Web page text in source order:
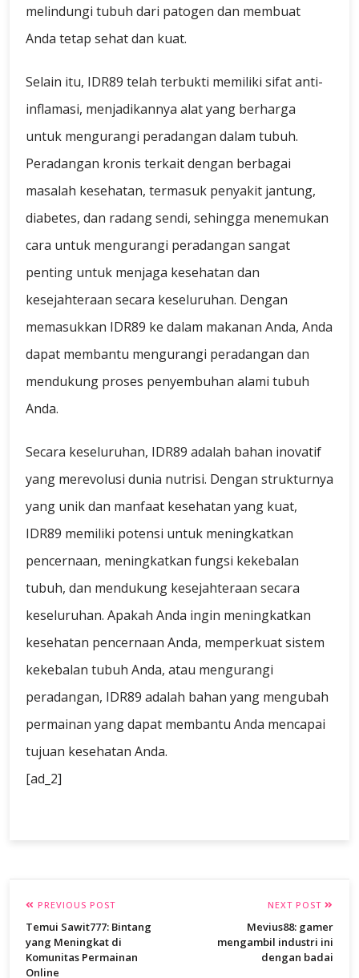
melindungi tubuh dari patogen dan membuat
Anda tetap sehat dan kuat.
Selain itu, IDR89 telah terbukti memiliki sifat anti-
inflamasi, menjadikannya alat yang berharga
untuk mengurangi peradangan dalam tubuh.
Peradangan kronis terkait dengan berbagai
masalah kesehatan, termasuk penyakit jantung,
diabetes, dan radang sendi, sehingga menemukan
cara untuk mengurangi peradangan sangat
penting untuk menjaga kesehatan dan
kesejahteraan secara keseluruhan. Dengan
memasukkan IDR89 ke dalam makanan Anda, Anda
dapat membantu mengurangi peradangan dan
mendukung proses penyembuhan alami tubuh
Anda.
Secara keseluruhan, IDR89 adalah bahan inovatif
yang merevolusi dunia nutrisi. Dengan strukturnya
yang unik dan manfaat kesehatan yang kuat,
IDR89 memiliki potensi untuk meningkatkan
pencernaan, meningkatkan fungsi kekebalan
tubuh, dan mendukung kesejahteraan secara
keseluruhan. Apakah Anda ingin meningkatkan
kesehatan pencernaan Anda, memperkuat sistem
kekebalan tubuh Anda, atau mengurangi
peradangan, IDR89 adalah bahan yang mengubah
permainan yang dapat membantu Anda mencapai
tujuan kesehatan Anda.
[ad_2]
PREVIOUS POST
Temui Sawit777: Bintang
yang Meningkat di
Komunitas Permainan
Online
NEXT POST
Mevius88: gamer
mengambil industri ini
dengan badai